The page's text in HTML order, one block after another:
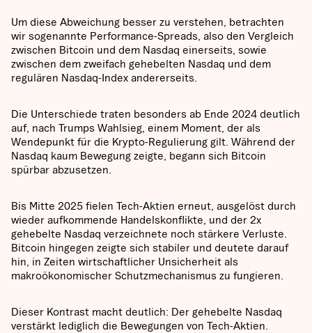
Um diese Abweichung besser zu verstehen, betrachten
wir sogenannte Performance-Spreads, also den Vergleich
zwischen Bitcoin und dem Nasdaq einerseits, sowie
zwischen dem zweifach gehebelten Nasdaq und dem
regulären Nasdaq-Index andererseits.
Die Unterschiede traten besonders ab Ende 2024 deutlich
auf, nach Trumps Wahlsieg, einem Moment, der als
Wendepunkt für die Krypto-Regulierung gilt. Während der
Nasdaq kaum Bewegung zeigte, begann sich Bitcoin
spürbar abzusetzen.
Bis Mitte 2025 fielen Tech-Aktien erneut, ausgelöst durch
wieder aufkommende Handelskonflikte, und der 2x
gehebelte Nasdaq verzeichnete noch stärkere Verluste.
Bitcoin hingegen zeigte sich stabiler und deutete darauf
hin, in Zeiten wirtschaftlicher Unsicherheit als
makroökonomischer Schutzmechanismus zu fungieren.
Dieser Kontrast macht deutlich: Der gehebelte Nasdaq
verstärkt lediglich die Bewegungen von Tech-Aktien.